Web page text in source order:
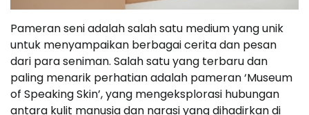
Pameran seni adalah salah satu medium yang unik
untuk menyampaikan berbagai cerita dan pesan
dari para seniman. Salah satu yang terbaru dan
paling menarik perhatian adalah pameran ‘Museum
of Speaking Skin’, yang mengeksplorasi hubungan
antara kulit manusia dan narasi yang dihadirkan di